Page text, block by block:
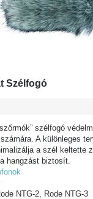
Szélfogó
szélfogó
A különleges
a szél keltette
hangzást biztosít.
NTG-2, Rode NTG-3